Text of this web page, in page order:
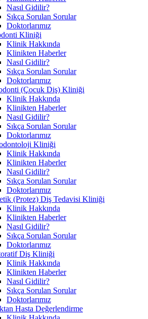
Nasıl Gidilir?
Sıkça Sorulan Sorular
Doktorlarımız
Kliniği
Klinik Hakkında
Klinikten Haberler
Nasıl Gidilir?
Sıkça Sorulan Sorular
Doktorlarımız
(Çocuk Diş) Kliniği
Klinik Hakkında
Klinikten Haberler
Nasıl Gidilir?
Sıkça Sorulan Sorular
Doktorlarımız
Kliniği
Klinik Hakkında
Klinikten Haberler
Nasıl Gidilir?
Sıkça Sorulan Sorular
Doktorlarımız
(Protez) Diş Tedavisi Kliniği
Klinik Hakkında
Klinikten Haberler
Nasıl Gidilir?
Sıkça Sorulan Sorular
Doktorlarımız
Diş Kliniği
Klinik Hakkında
Klinikten Haberler
Nasıl Gidilir?
Sıkça Sorulan Sorular
Doktorlarımız
Hasta Değerlendirme